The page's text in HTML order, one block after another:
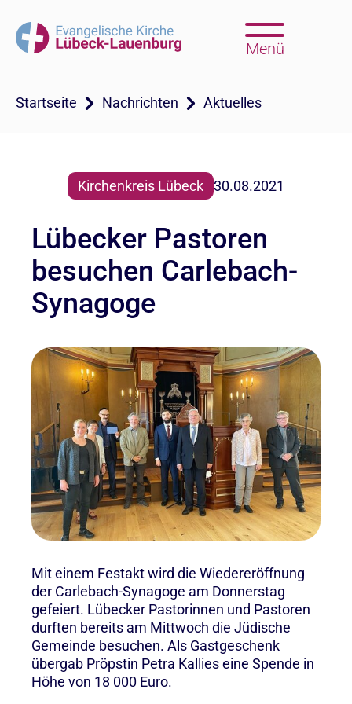
Menü
Startseite Nachrichten Aktuelles
Kirchenkreis Lübeck 30.08.2021
Lübecker Pastoren
besuchen Carlebach-
Synagoge
Mit einem Festakt wird die Wiedereröffnung
der Carlebach-Synagoge am Donnerstag
gefeiert. Lübecker Pastorinnen und Pastoren
durften bereits am Mittwoch die Jüdische
Gemeinde besuchen. Als Gastgeschenk
übergab Pröpstin Petra Kallies eine Spende in
Höhe von 18 000 Euro.